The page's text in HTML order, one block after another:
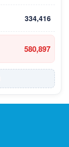
334,416
580,897